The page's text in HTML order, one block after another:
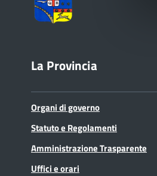
La Provincia
Organi di governo
Statuto e Regolamenti
Amministrazione Trasparente
Uffici e orari